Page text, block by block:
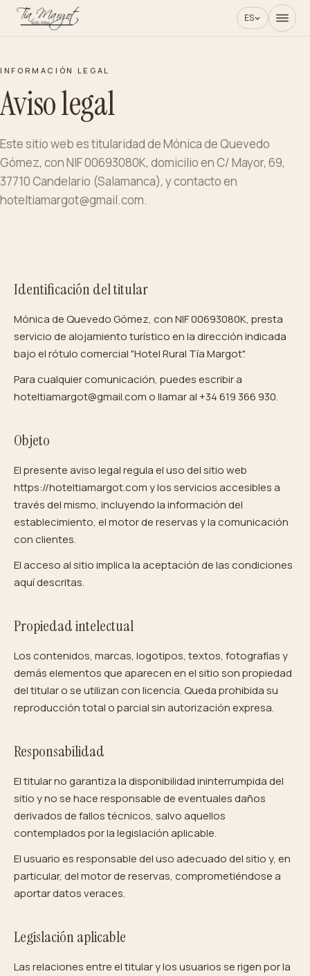
ES
INFORMACIÓN LEGAL
Aviso legal
Este sitio web es titularidad de Mónica de Quevedo
Gómez, con NIF 00693080K, domicilio en C/ Mayor, 69,
37710 Candelario (Salamanca), y contacto en
hoteltiamargot@gmail.com.
Identificación del titular
Mónica de Quevedo Gómez, con NIF 00693080K, presta
servicio de alojamiento turístico en la dirección indicada
bajo el rótulo comercial "Hotel Rural Tía Margot".
Para cualquier comunicación, puedes escribir a
hoteltiamargot@gmail.com o llamar al +34 619 366 930.
Objeto
El presente aviso legal regula el uso del sitio web
https://hoteltiamargot.com y los servicios accesibles a
través del mismo, incluyendo la información del
establecimiento, el motor de reservas y la comunicación
con clientes.
El acceso al sitio implica la aceptación de las condiciones
aquí descritas.
Propiedad intelectual
Los contenidos, marcas, logotipos, textos, fotografías y
demás elementos que aparecen en el sitio son propiedad
del titular o se utilizan con licencia. Queda prohibida su
reproducción total o parcial sin autorización expresa.
Responsabilidad
El titular no garantiza la disponibilidad ininterrumpida del
sitio y no se hace responsable de eventuales daños
derivados de fallos técnicos, salvo aquellos
contemplados por la legislación aplicable.
El usuario es responsable del uso adecuado del sitio y, en
particular, del motor de reservas, comprometiéndose a
aportar datos veraces.
Legislación aplicable
Las relaciones entre el titular y los usuarios se rigen por la